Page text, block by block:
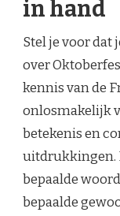
in hand
Stel je voor dat
over
kennis van de
onlosmakelijk
betekenis en
uitdrukkingen.
bepaalde
bepaalde